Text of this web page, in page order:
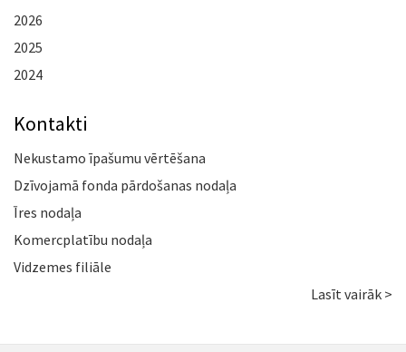
2026
2025
2024
Kontakti
Nekustamo īpašumu vērtēšana
Dzīvojamā fonda pārdošanas nodaļa
Īres nodaļa
Komercplatību nodaļa
Vidzemes filiāle
Lasīt vairāk >